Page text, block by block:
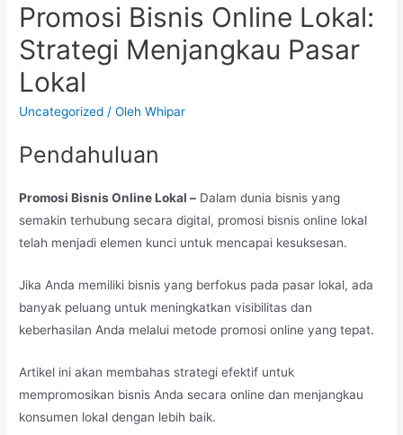
Promosi Bisnis Online Lokal:
Strategi Menjangkau Pasar
Lokal
Uncategorized / OlehWhipar
Pendahuluan
Promosi Bisnis Online Lokal – Dalam dunia bisnis yang
semakin terhubung secara digital, promosi bisnis online lokal
telah menjadi elemen kunci untuk mencapai kesuksesan.
Jika Anda memiliki bisnis yang berfokus pada pasar lokal, ada
banyak peluang untuk meningkatkan visibilitas dan
keberhasilan Anda melalui metode promosi online yang tepat.
Artikel ini akan membahas strategi efektif untuk
mempromosikan bisnis Anda secara online dan menjangkau
konsumen lokal dengan lebih baik.